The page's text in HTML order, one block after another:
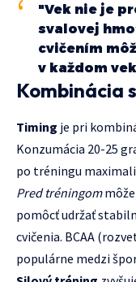
"Vek nie je
svalovej
cvičením
v každom
Kombinácia
Timing je pri
Konzumácia 20-25
po tréningu
Pred tréningommôže
pomôcť udržať
cvičenia. BCAA
populárne medzi